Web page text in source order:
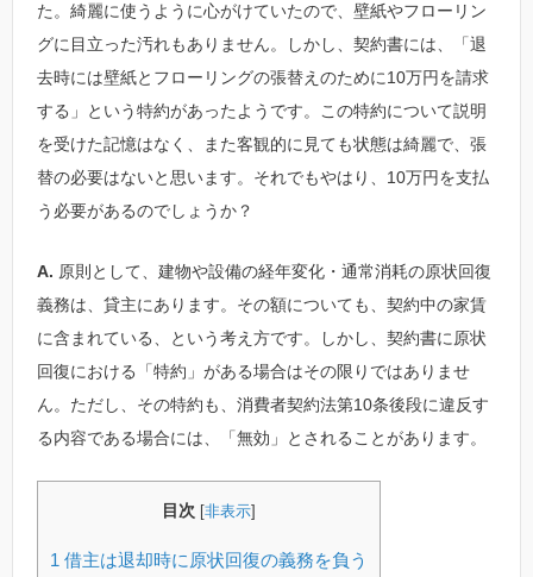
た。綺麗に使うように心がけていたので、壁紙やフローリン
グに目立った汚れもありません。しかし、契約書には、「退
去時には壁紙とフローリングの張替えのために10万円を請求
する」という特約があったようです。この特約について説明
を受けた記憶はなく、また客観的に見ても状態は綺麗で、張
替の必要はないと思います。それでもやはり、10万円を支払
う必要があるのでしょうか？
A. 原則として、建物や設備の経年変化・通常消耗の原状回復
義務は、貸主にあります。その額についても、契約中の家賃
に含まれている、という考え方です。しかし、契約書に原状
回復における「特約」がある場合はその限りではありませ
ん。ただし、その特約も、消費者契約法第10条後段に違反す
る内容である場合には、「無効」とされることがあります。
目次 非表示
1 借主は退却時に原状回復の義務を負う